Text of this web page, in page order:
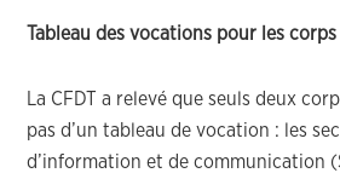
Tableau des vocations pour les
La CFDT a relevé que seuls deux
pas d’un tableau de vocation : les
d’information et de communication